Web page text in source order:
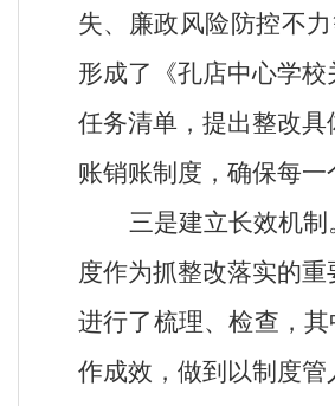
失、廉政风险防控不
形成了《孔店中心学
任务清单，提出整改
账销账制度，确保每
三是建立长效机制
度作为抓整改落实的
进行了梳理、检查，
作成效，做到以制度管